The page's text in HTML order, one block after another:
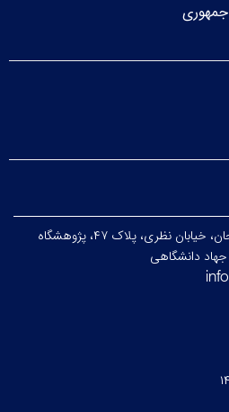
خ انقلاب، خیابان ابوریحان، خیابان نظری، پلاک ۴۷، پژوهشگاه
دانشگاهی